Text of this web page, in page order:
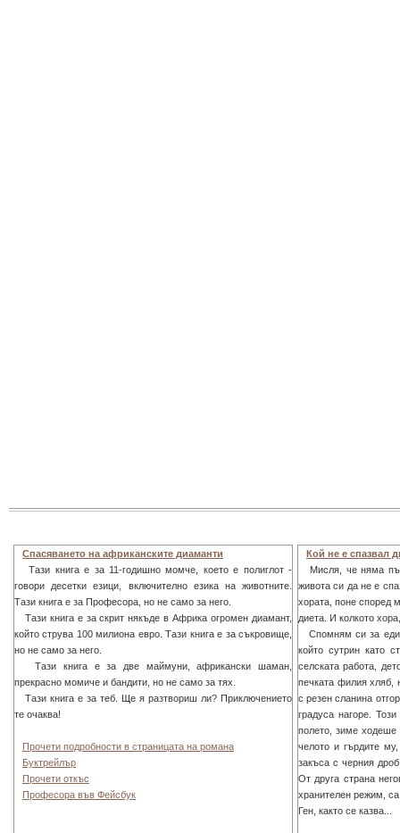
Спасяването на африканските диаманти
Тази книга е за 11-годишно момче, което е полиглот -
говори десетки езици, включително езика на животните.
Тази книга е за Професора, но не само за него.
Тази книга е за скрит някъде в Африка огромен диамант,
който струва 100 милиона евро. Тази книга е за съкровище,
но не само за него.
Тази книга е за две маймуни, африкански шаман,
прекрасно момиче и бандити, но не само за тях.
Тази книга е за теб. Ще я разтвориш ли? Приключението
те очаква!
Прочети подробности в страницата на романа
Буктрейлър
Прочети откъс
Професора във Фейсбук
Кой не е спазвал
Мисля, че няма
живота си да не е
хората, поне според
диета. И колкото
Спомням си за
който сутрин като
селската работа,
печката филия хляб,
с резен сланина
градуса нагоре.
полето, зиме ходеше
челото и гърдите
закъса с черния
От друга страна
хранителен режим,
Ген, както се казва...